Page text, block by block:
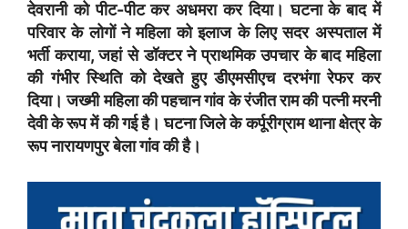
देवरानी को पीट-पीट कर अधमरा कर दिया। घटना के बाद में
परिवार के लोगों ने महिला को इलाज के लिए सदर अस्पताल में
भर्ती कराया, जहां से डॉक्टर ने प्राथमिक उपचार के बाद महिला
की गंभीर स्थिति को देखते हुए डीएमसीएच दरभंगा रेफर कर
दिया। जख्मी महिला की पहचान गांव के रंजीत राम की पत्नी मरनी
देवी के रूप में की गई है। घटना जिले के कर्पूरीग्राम थाना क्षेत्र के
रूप नारायणपुर बेला गांव की है।